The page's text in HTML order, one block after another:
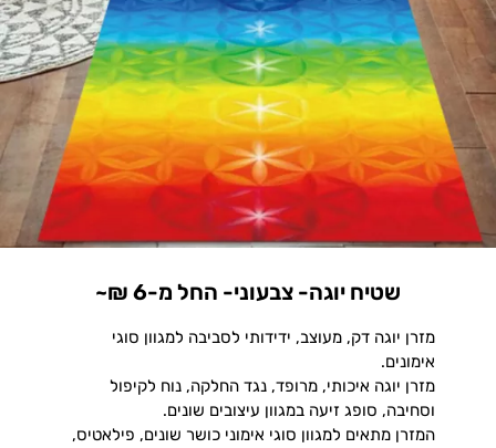
שטיח יוגה- צבעוני- החל מ-6 ₪~
מזרן יוגה דק, מעוצב, ידידותי לסביבה למגוון סוגי
אימונים.
מזרן יוגה איכותי, מרופד, נגד החלקה, נוח לקיפול
וסחיבה, סופג זיעה במגוון עיצובים שונים.
המזרן מתאים למגוון סוגי אימוני כושר שונים, פילאטיס,